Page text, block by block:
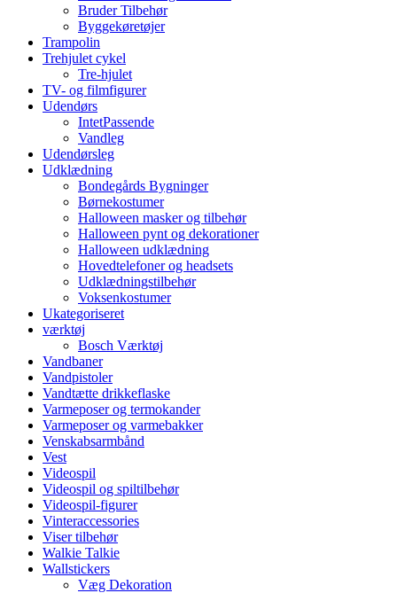
Bruder Tilbehør
Byggekøretøjer
Trampolin
Trehjulet cykel
Tre-hjulet
TV- og filmfigurer
Udendørs
IntetPassende
Vandleg
Udendørsleg
Udklædning
Bondegårds Bygninger
Børnekostumer
Halloween masker og tilbehør
Halloween pynt og dekorationer
Halloween udklædning
Hovedtelefoner og headsets
Udklædningstilbehør
Voksenkostumer
Ukategoriseret
værktøj
Bosch Værktøj
Vandbaner
Vandpistoler
Vandtætte drikkeflaske
Varmeposer og termokander
Varmeposer og varmebakker
Venskabsarmbånd
Vest
Videospil
Videospil og spiltilbehør
Videospil-figurer
Vinteraccessories
Viser tilbehør
Walkie Talkie
Wallstickers
Væg Dekoration